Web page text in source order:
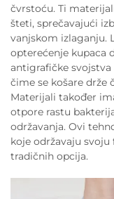
čvrstoću. Ti
šteti, sprečavajući
vanjskom izlaganju.
opterećenje kupaca
antigrafičke svojstva
čime se košare drže
Materijali također
otpore rastu
održavanja. Ovi
koje održavaju
tradičnih opcija.